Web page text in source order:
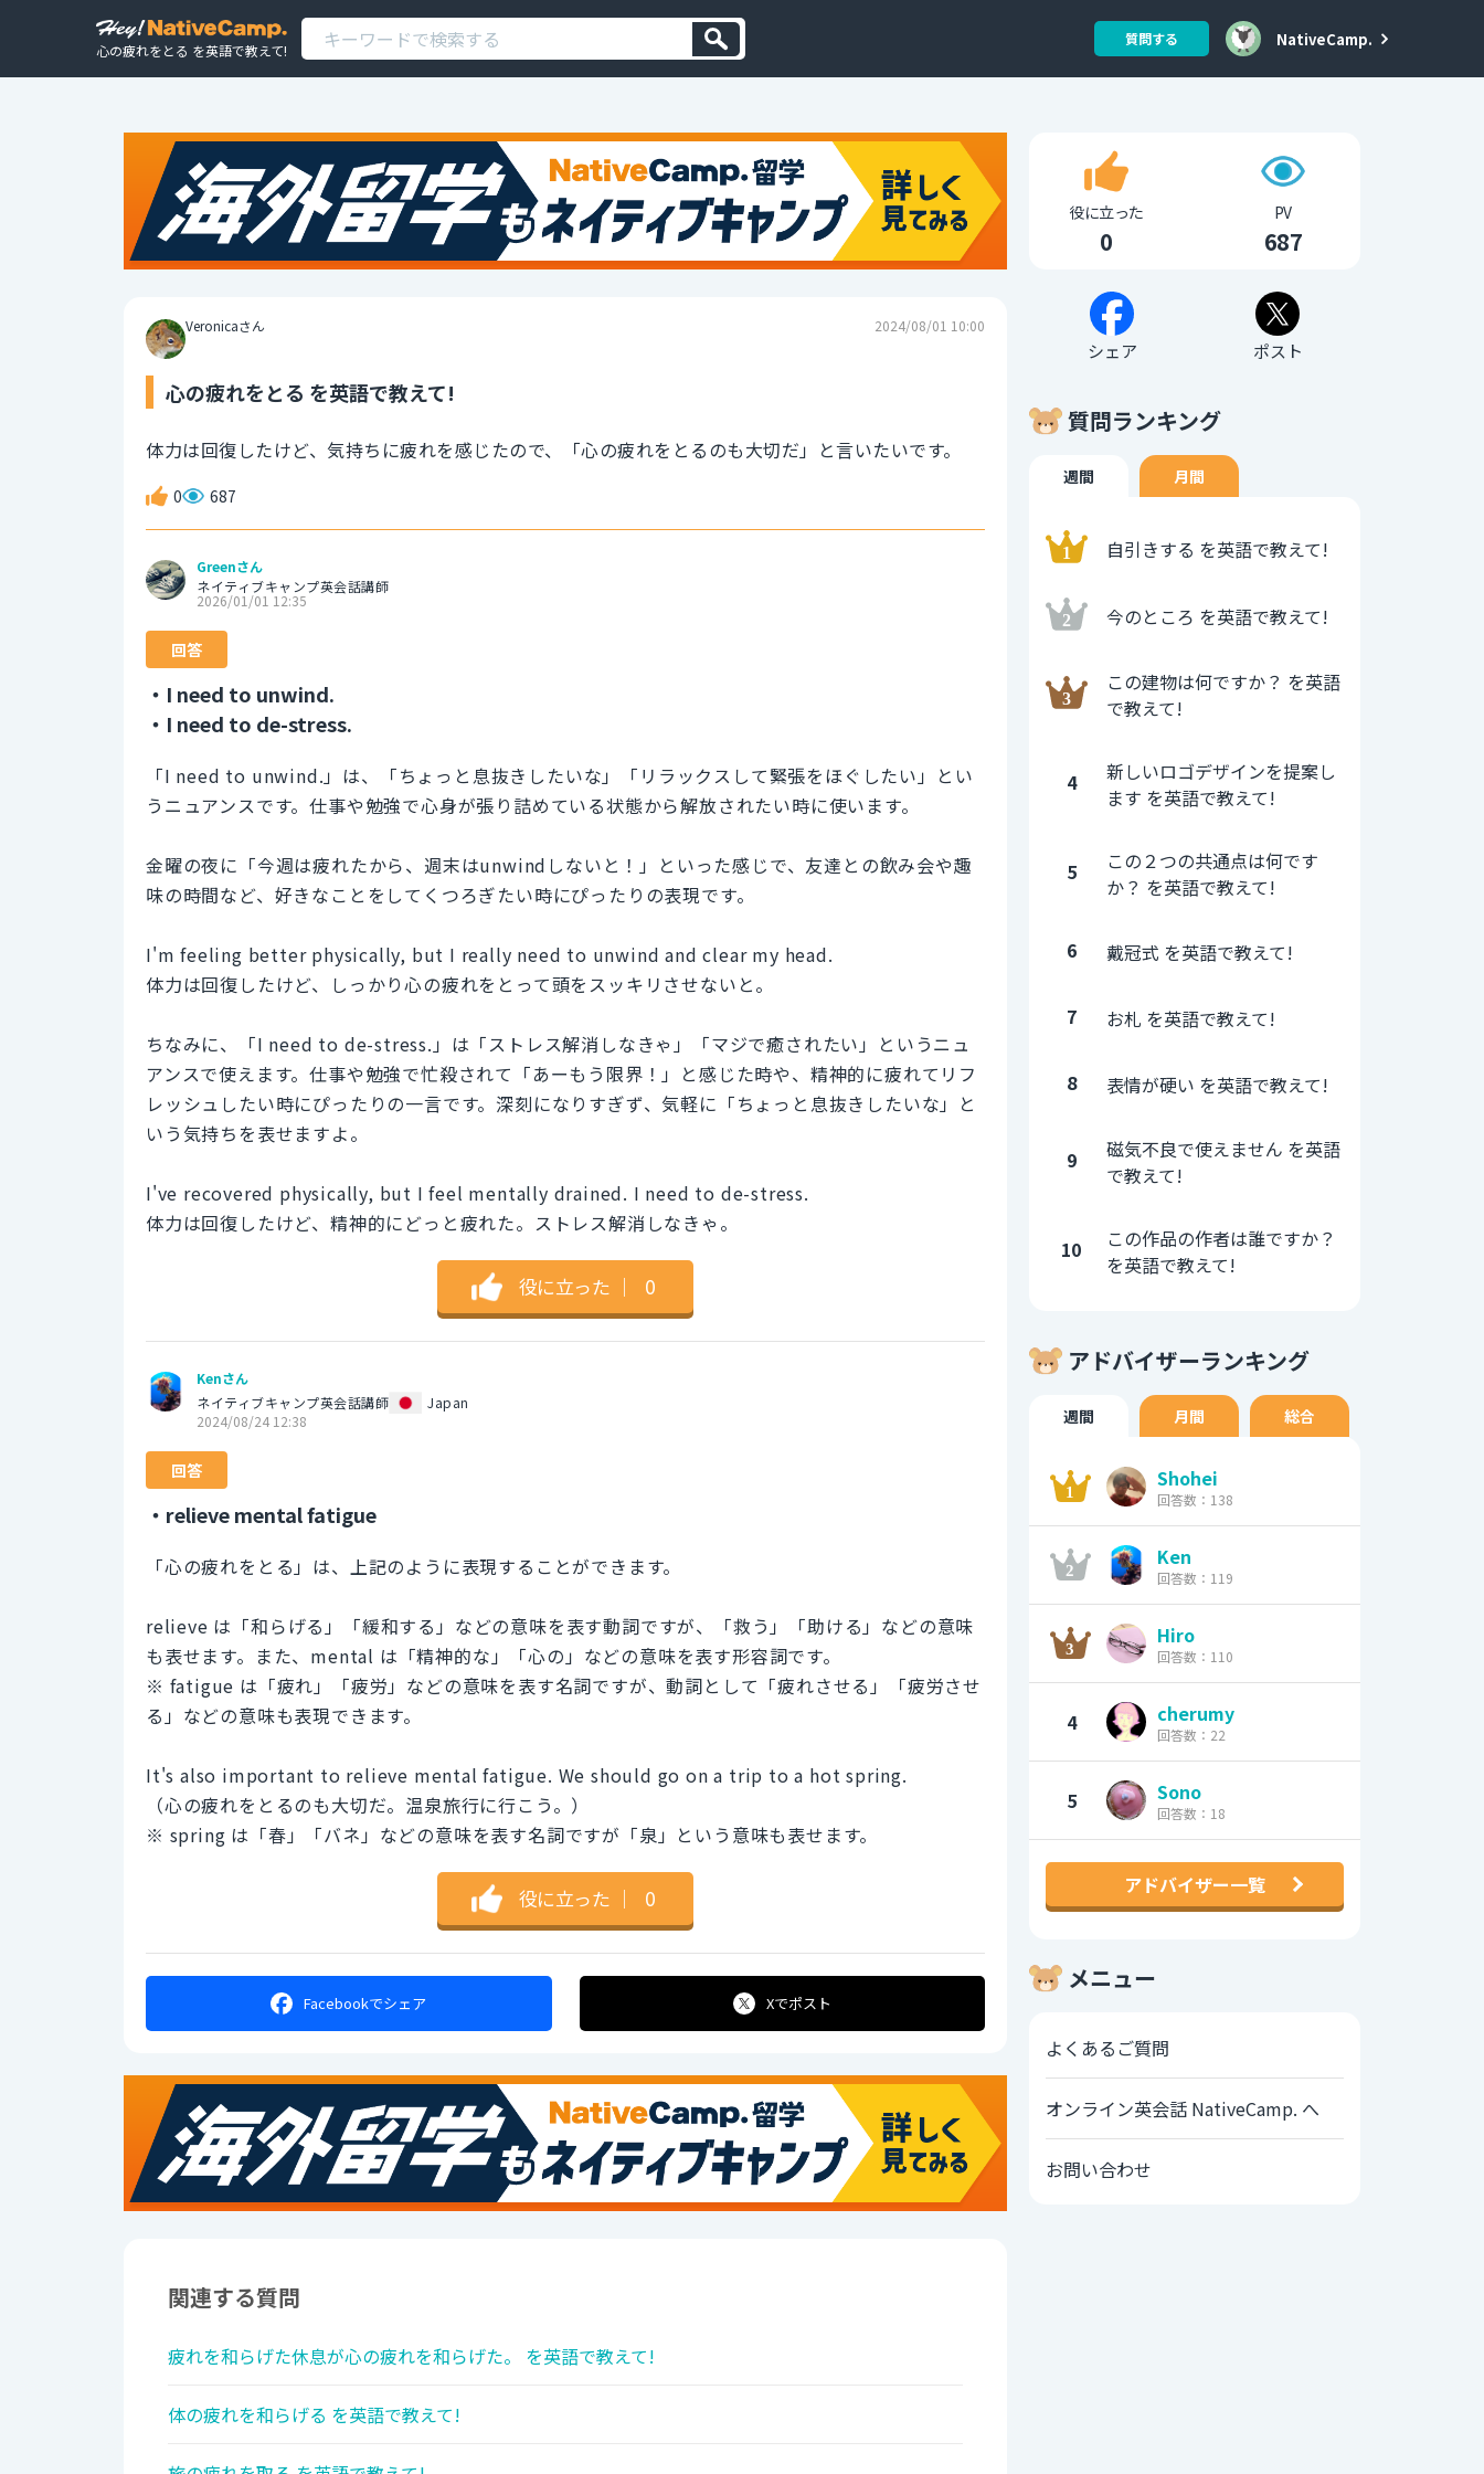
心の疲れをとる を英語で教えて!
質問する NativeCamp.
Veronicaさん 2024/08/01 10:00
心の疲れをとる を英語で教えて!
体力は回復したけど、気持ちに疲れを感じたので、「心の疲れをとるのも大切だ」と言いたいです。
0 687
Greenさん
ネイティブキャンプ英会話講師
2026/01/01 12:35
回答
・I need to unwind.
・I need to de-stress.
「I need to unwind.」は、「ちょっと息抜きしたいな」「リラックスして緊張をほぐしたい」とい
うニュアンスです。仕事や勉強で心身が張り詰めている状態から解放されたい時に使います。
金曜の夜に「今週は疲れたから、週末はunwindしないと！」といった感じで、友達との飲み会や趣
味の時間など、好きなことをしてくつろぎたい時にぴったりの表現です。
I'm feeling better physically, but I really need to unwind and clear my head.
体力は回復したけど、しっかり心の疲れをとって頭をスッキリさせないと。
ちなみに、「I need to de-stress.」は「ストレス解消しなきゃ」「マジで癒されたい」というニュ
アンスで使えます。仕事や勉強で忙殺されて「あーもう限界！」と感じた時や、精神的に疲れてリフ
レッシュしたい時にぴったりの一言です。深刻になりすぎず、気軽に「ちょっと息抜きしたいな」と
いう気持ちを表せますよ。
I've recovered physically, but I feel mentally drained. I need to de-stress.
体力は回復したけど、精神的にどっと疲れた。ストレス解消しなきゃ。
役に立った ｜ 0
Kenさん
ネイティブキャンプ英会話講師
Japan
2024/08/24 12:38
回答
・relieve mental fatigue
「心の疲れをとる」は、上記のように表現することができます。
relieve は「和らげる」「緩和する」などの意味を表す動詞ですが、「救う」「助ける」などの意味
も表せます。また、mental は「精神的な」「心の」などの意味を表す形容詞です。
※ fatigue は「疲れ」「疲労」などの意味を表す名詞ですが、動詞として「疲れさせる」「疲労させ
る」などの意味も表現できます。
It's also important to relieve mental fatigue. We should go on a trip to a hot spring.
（心の疲れをとるのも大切だ。温泉旅行に行こう。）
※ spring は「春」「バネ」などの意味を表す名詞ですが「泉」という意味も表せます。
役に立った ｜ 0
Facebookでシェア Xでポスト
関連する質問
疲れを和らげた休息が心の疲れを和らげた。 を英語で教えて!
体の疲れを和らげる を英語で教えて!
役に立った
0
PV
687
シェア ポスト
質問ランキング
週間 月間
自引きする を英語で教えて!
今のところ を英語で教えて!
この建物は何ですか？ を英語
で教えて!
4
新しいロゴデザインを提案し
ます を英語で教えて!
5
この２つの共通点は何です
か？ を英語で教えて!
6 戴冠式 を英語で教えて!
7 お札 を英語で教えて!
8 表情が硬い を英語で教えて!
9
磁気不良で使えません を英語
で教えて!
10
この作品の作者は誰ですか？
を英語で教えて!
アドバイザーランキング
週間 月間 総合
Shohei
回答数：138
Ken
回答数：119
Hiro
回答数：110
4 cherumy
回答数：22
5 Sono
回答数：18
アドバイザー一覧
メニュー
よくあるご質問
オンライン英会話 NativeCamp. へ
お問い合わせ